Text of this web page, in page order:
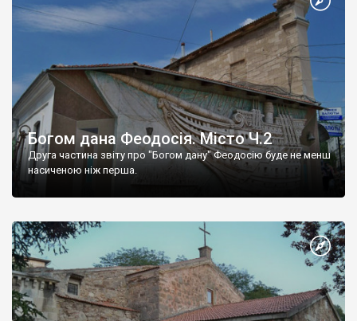
Богом дана Феодосія. Місто Ч.2
Друга частина звіту про "Богом дану" Феодосію буде не менш
насиченою ніж перша.